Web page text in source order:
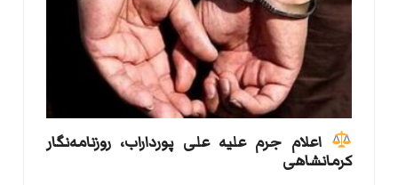
اعلام جرم علیه علی پورداراب، روزنامه‌نگار
کرمانشاهی